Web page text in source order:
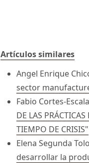
Artículos similares
Angel Enrique
sector
Fabio Cortes-
DE LAS
TIEMPO DE CRISIS"
Elena Segunda
desarrollar la